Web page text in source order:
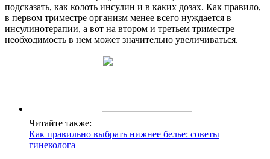
подсказать, как колоть инсулин и в каких дозах. Как правило,
в первом триместре организм менее всего нуждается в
инсулинотерапии, а вот на втором и третьем триместре
необходимость в нем может значительно увеличиваться.
Читайте также:
Как правильно выбрать нижнее белье: советы
гинеколога